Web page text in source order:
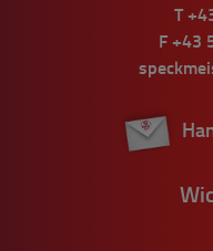
T
F +43